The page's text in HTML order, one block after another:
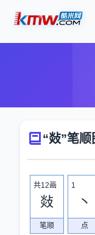
“敥”笔顺
共12画
敥
笔顺
1
丶
点